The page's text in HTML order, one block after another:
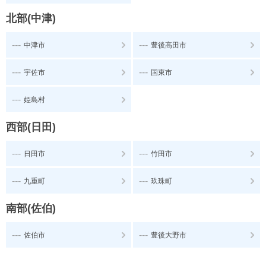
北部(中津)
--- 中津市 --- 豊後高田市
--- 宇佐市 --- 国東市
--- 姫島村
西部(日田)
--- 日田市 --- 竹田市
--- 九重町 --- 玖珠町
南部(佐伯)
--- 佐伯市 --- 豊後大野市